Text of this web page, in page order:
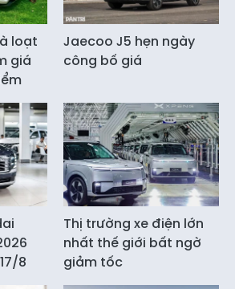
loạt
giá
Jaecoo J5 hẹn ngày
công bố giá
8
Thị trường xe điện lớn
nhất thế giới bất ngờ
giảm tốc